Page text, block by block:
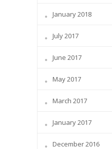
January 2018
July 2017
June 2017
May 2017
March 2017
January 2017
December 2016